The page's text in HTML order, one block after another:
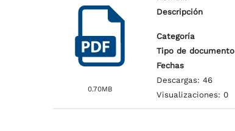
0.70MB
Descripción
Categoría
Tipo de documento
Fechas
Descargas: 46
Visualizaciones: 0